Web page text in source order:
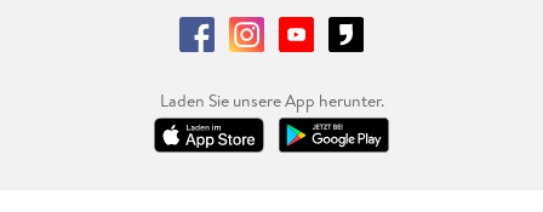
Laden Sie unsere App herunter.